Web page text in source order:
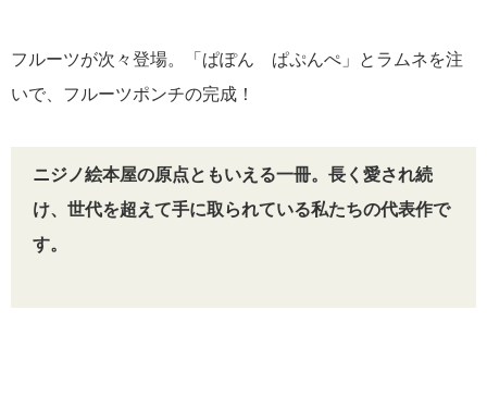
フルーツが次々登場。「ぱぽん ぱぷんぺ」とラムネを注
いで、フルーツポンチの完成！
ニジノ絵本屋の原点ともいえる一冊。長く愛され続
け、世代を超えて手に取られている私たちの代表作で
す。